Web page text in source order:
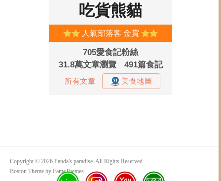
Copyright © 2026 Panda's paradise. All Rights Reserved.
Boston Theme by FameThemes